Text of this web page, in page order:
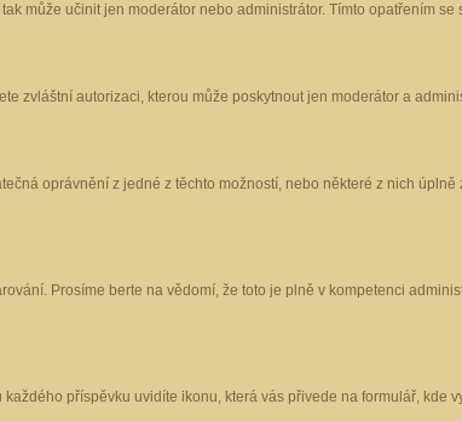
může učinit jen moderátor nebo administrátor. Tímto opatřením
zvláštní autorizaci, kterou může poskytnout jen moderátor a
oprávnění z jedné z těchto možností, nebo některé z nich
Prosíme berte na vědomí, že toto je plně v kompetenci
příspěvku uvidíte ikonu, která vás přivede na formulář, kde